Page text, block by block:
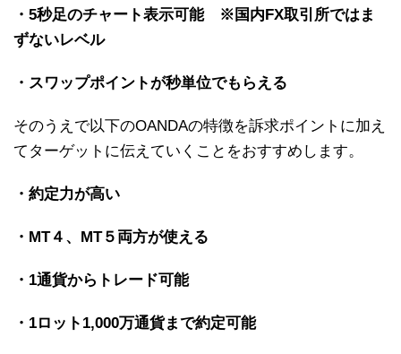
・5秒足のチャート表示可能 ※国内FX取引所ではま
ずないレベル
・スワップポイントが秒単位でもらえる
そのうえで以下のOANDAの特徴を訴求ポイントに加え
てターゲットに伝えていくことをおすすめします。
・約定力が高い
・MT４、MT５両方が使える
・1通貨からトレード可能
・1ロット1,000万通貨まで約定可能